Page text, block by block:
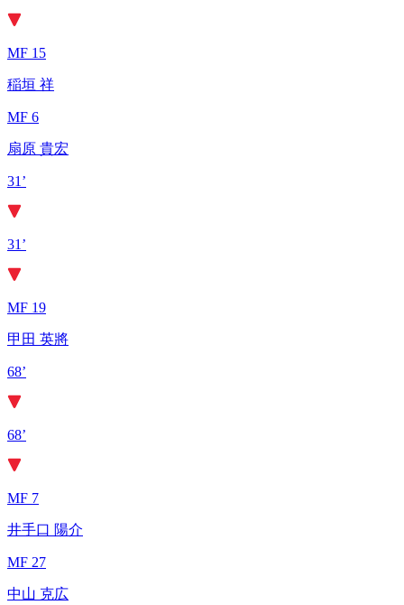
MF 15
稲垣 祥
MF 6
扇原 貴宏
31’
31’
MF 19
甲田 英將
68’
68’
MF 7
井手口 陽介
MF 27
中山 克広